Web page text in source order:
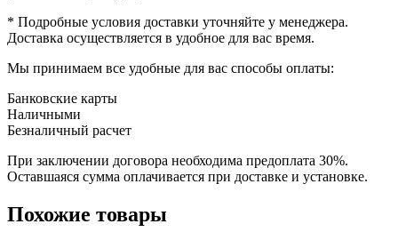
* Подробные условия доставки уточняйте у менеджера.
Доставка осуществляется в удобное для вас время.
Мы принимаем все удобные для вас способы оплаты:
Банковские карты
Наличными
Безналичный расчет
При заключении договора необходима предоплата 30%.
Оставшаяся сумма оплачивается при доставке и установке.
Похожие товары